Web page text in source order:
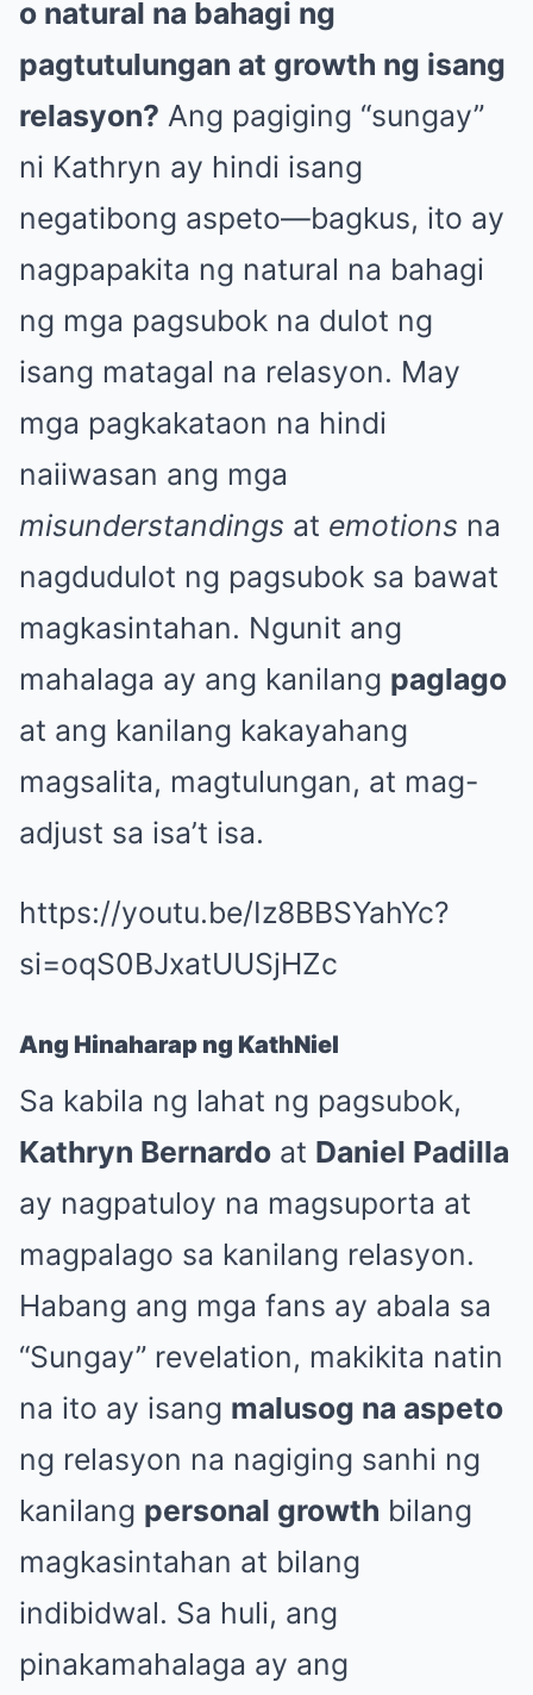
o natural na bahagi ng
pagtutulungan at growth ng isang
relasyon? Ang pagiging “sungay”
ni Kathryn ay hindi isang
negatibong aspeto—bagkus, ito ay
nagpapakita ng natural na bahagi
ng mga pagsubok na dulot ng
isang matagal na relasyon. May
mga pagkakataon na hindi
naiiwasan ang mga
misunderstandings at emotions na
nagdudulot ng pagsubok sa bawat
magkasintahan. Ngunit ang
mahalaga ay ang kanilang paglago
at ang kanilang kakayahang
magsalita, magtulungan, at mag-
adjust sa isa’t isa.
https://youtu.be/Iz8BBSYahYc?
si=oqS0BJxatUUSjHZc
Ang Hinaharap ng KathNiel
Sa kabila ng lahat ng pagsubok,
Kathryn Bernardo at Daniel Padilla
ay nagpatuloy na magsuporta at
magpalago sa kanilang relasyon.
Habang ang mga fans ay abala sa
“Sungay” revelation, makikita natin
na ito ay isang malusog na aspeto
ng relasyon na nagiging sanhi ng
kanilang personal growth bilang
magkasintahan at bilang
indibidwal. Sa huli, ang
pinakamahalaga ay ang